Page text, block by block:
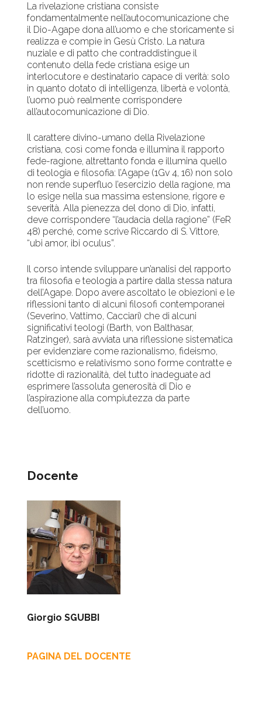
La rivelazione cristiana consiste
fondamentalmente nell’autocomunicazione che
il Dio-Agape dona all’uomo e che storicamente si
realizza e compie in Gesù Cristo. La natura
nuziale e di patto che contraddistingue il
contenuto della fede cristiana esige un
interlocutore e destinatario capace di verità: solo
in quanto dotato di intelligenza, libertà e volontà,
l’uomo può realmente corrispondere
all’autocomunicazione di Dio.
Il carattere divino-umano della Rivelazione
cristiana, così come fonda e illumina il rapporto
fede-ragione, altrettanto fonda e illumina quello
di teologia e filosofia: l’Agape (1Gv 4, 16) non solo
non rende superfluo l’esercizio della ragione, ma
lo esige nella sua massima estensione, rigore e
severità. Alla pienezza del dono di Dio, infatti,
deve corrispondere “l’audacia della ragione” (FeR
48) perché, come scrive Riccardo di S. Vittore,
“ubi amor, ibi oculus”.
Il corso intende sviluppare un’analisi del rapporto
tra filosofia e teologia a partire dalla stessa natura
dell’Agape. Dopo avere ascoltato le obiezioni e le
riflessioni tanto di alcuni filosofi contemporanei
(Severino, Vattimo, Cacciari) che di alcuni
significativi teologi (Barth, von Balthasar,
Ratzinger), sarà avviata una riflessione sistematica
per evidenziare come razionalismo, fideismo,
scetticismo e relativismo sono forme contratte e
ridotte di razionalità, del tutto inadeguate ad
esprimere l’assoluta generosità di Dio e
l’aspirazione alla compiutezza da parte
dell’uomo.
Docente
Giorgio SGUBBI
PAGINA DEL DOCENTE